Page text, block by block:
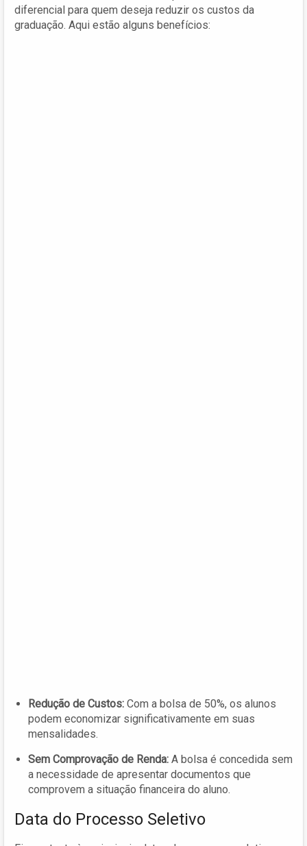
diferencial para quem deseja reduzir os custos da
graduação. Aqui estão alguns benefícios:
Redução de Custos: Com a bolsa de 50%, os alunos
podem economizar significativamente em suas
mensalidades.
Sem Comprovação de Renda: A bolsa é concedida sem
a necessidade de apresentar documentos que
comprovem a situação financeira do aluno.
Data do Processo Seletivo